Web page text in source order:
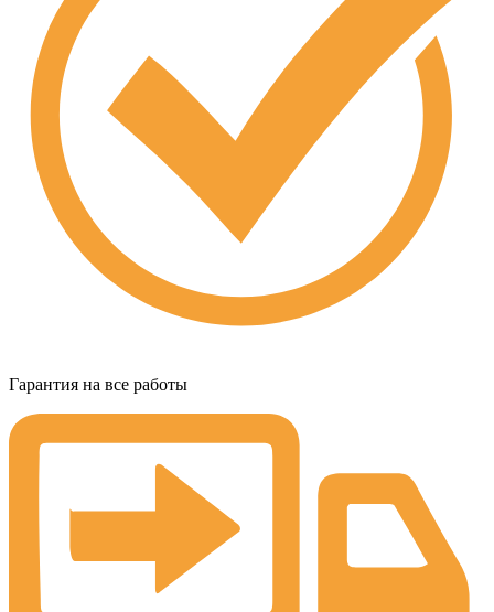
Гарантия на все работы